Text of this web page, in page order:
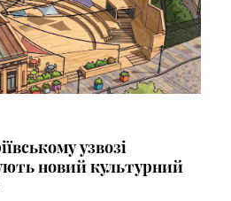
узвозі
новий культурний